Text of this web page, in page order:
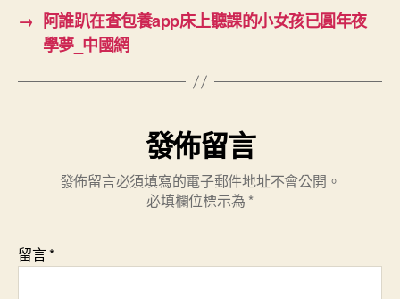
→ 阿誰趴在查包養app床上聽課的小女孩已圓年夜
學夢_中國網
發佈留言
發佈留言必須填寫的電子郵件地址不會公開。
必填欄位標示為 *
留言*